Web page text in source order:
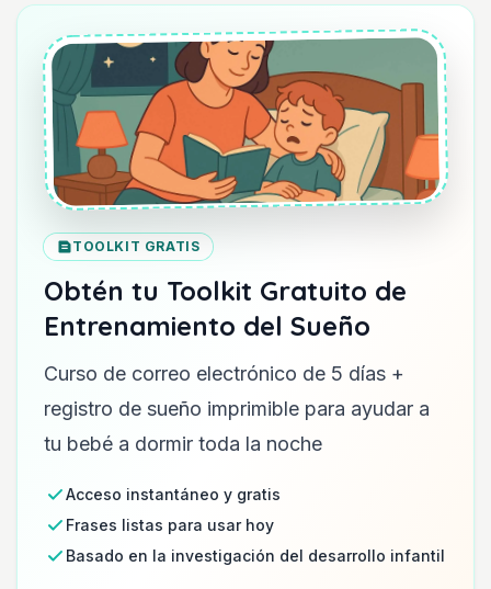
TOOLKIT GRATIS
Obtén tu Toolkit Gratuito de
Entrenamiento del Sueño
Curso de correo electrónico de 5 días +
registro de sueño imprimible para ayudar a
tu bebé a dormir toda la noche
Acceso instantáneo y gratis
Frases listas para usar hoy
Basado en la investigación del desarrollo infantil